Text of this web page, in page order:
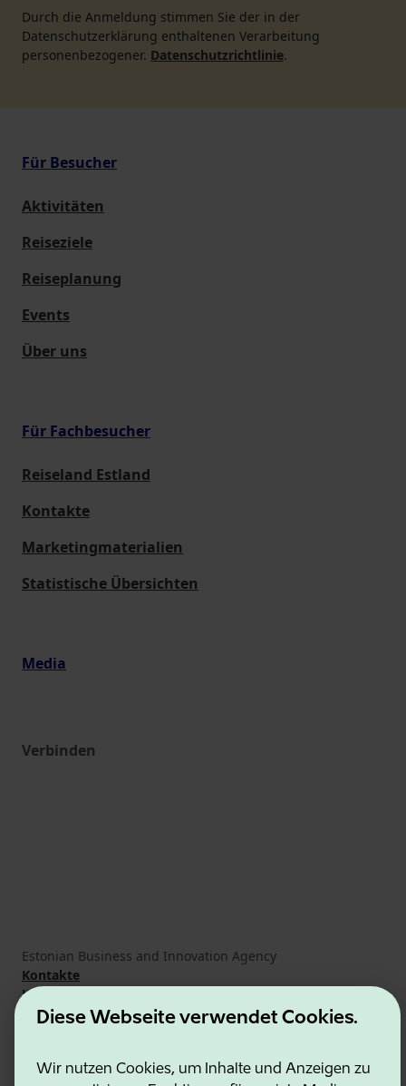
Diese Webseite verwendet Cookies.
Wir nutzen Cookies, um Inhalte und Anzeigen zu
Durch die Anmeldung stimmen Sie der in der
Datenschutzerklärung enthaltenen Verarbeitung
personenbezogener. Datenschutzrichtlinie.
Für Besucher
Aktivitäten
Reiseziele
Reiseplanung
Events
Über uns
Für Fachbesucher
Reiseland Estland
Kontakte
Marketingmaterialien
Statistische Übersichten
Media
Verbinden
Estonian Business and Innovation Agency
Kontakte
Kooperationspartner
Nutzungsbedingungen